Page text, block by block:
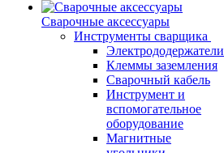
Сварочные аксессуары
Инструменты сварщика
Электрододержатели
Клеммы заземления
Сварочный кабель
Инструмент и
вспомогательное
оборудование
Магнитные